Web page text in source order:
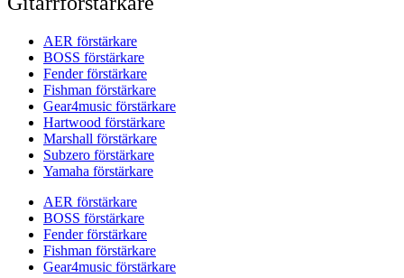
AER förstärkare
BOSS förstärkare
Fender förstärkare
Fishman förstärkare
Gear4music förstärkare
Hartwood förstärkare
Marshall förstärkare
Subzero förstärkare
Yamaha förstärkare
AER förstärkare
BOSS förstärkare
Fender förstärkare
Fishman förstärkare
Gear4music förstärkare